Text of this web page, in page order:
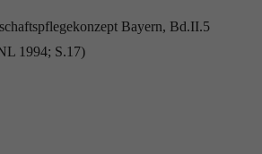
Bayern, Bd.II.5
1994; S.17)